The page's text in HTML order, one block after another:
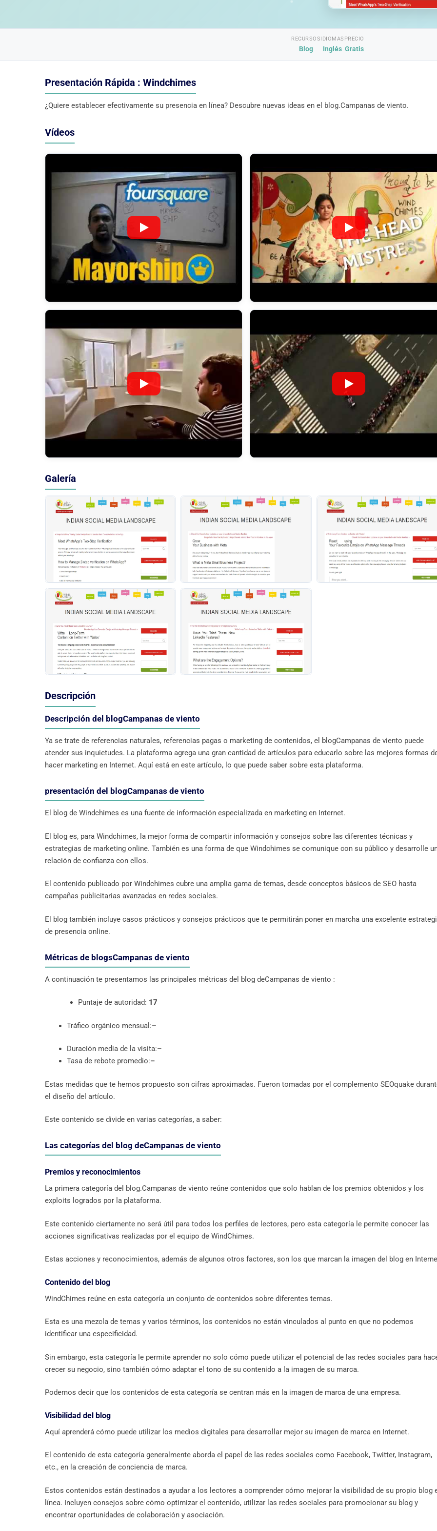
RECURSOS
Blog
IDIOMAS
Inglés
PRECIO
Gratis
Presentación Rápida : Windchimes
¿Quiere establecer efectivamente su presencia en línea? Descubre nuevas ideas en el blog.Campanas de viento.
Vídeos
Galería
Descripción
Descripción del blogCampanas de viento
Ya se trate de referencias naturales, referencias pagas o marketing de contenidos, el blogCampanas de viento puede
atender sus inquietudes. La plataforma agrega una gran cantidad de artículos para educarlo sobre las mejores formas
hacer marketing en Internet. Aquí está en este artículo, lo que puede saber sobre esta plataforma.
presentación del blogCampanas de viento
El blog de Windchimes es una fuente de información especializada en marketing en Internet.
El blog es, para Windchimes, la mejor forma de compartir información y consejos sobre las diferentes técnicas y
estrategias de marketing online. También es una forma de que Windchimes se comunique con su público y desarrolle
relación de confianza con ellos.
El contenido publicado por Windchimes cubre una amplia gama de temas, desde conceptos básicos de SEO hasta
campañas publicitarias avanzadas en redes sociales.
El blog también incluye casos prácticos y consejos prácticos que te permitirán poner en marcha una excelente
de presencia online.
Métricas de blogsCampanas de viento
A continuación te presentamos las principales métricas del blog deCampanas de viento :
Puntaje de autoridad: 17
Tráfico orgánico mensual:–
Duración media de la visita:–
Tasa de rebote promedio:–
Estas medidas que te hemos propuesto son cifras aproximadas. Fueron tomadas por el complemento SEOquake
el diseño del artículo.
Este contenido se divide en varias categorías, a saber:
Las categorías del blog deCampanas de viento
Premios y reconocimientos
La primera categoría del blog.Campanas de viento reúne contenidos que solo hablan de los premios obtenidos y los
exploits logrados por la plataforma.
Este contenido ciertamente no será útil para todos los perfiles de lectores, pero esta categoría le permite conocer las
acciones significativas realizadas por el equipo de WindChimes.
Estas acciones y reconocimientos, además de algunos otros factores, son los que marcan la imagen del blog en
Contenido del blog
WindChimes reúne en esta categoría un conjunto de contenidos sobre diferentes temas.
Esta es una mezcla de temas y varios términos, los contenidos no están vinculados al punto en que no podemos
identificar una especificidad.
Sin embargo, esta categoría le permite aprender no solo cómo puede utilizar el potencial de las redes sociales para
crecer su negocio, sino también cómo adaptar el tono de su contenido a la imagen de su marca.
Podemos decir que los contenidos de esta categoría se centran más en la imagen de marca de una empresa.
Visibilidad del blog
Aquí aprenderá cómo puede utilizar los medios digitales para desarrollar mejor su imagen de marca en Internet.
El contenido de esta categoría generalmente aborda el papel de las redes sociales como Facebook, Twitter, Instagram,
etc., en la creación de conciencia de marca.
Estos contenidos están destinados a ayudar a los lectores a comprender cómo mejorar la visibilidad de su propio blog
línea. Incluyen consejos sobre cómo optimizar el contenido, utilizar las redes sociales para promocionar su blog y
encontrar oportunidades de colaboración y asociación.